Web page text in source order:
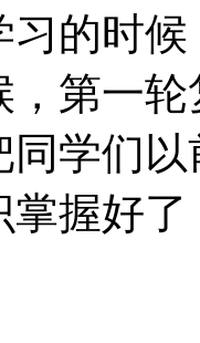
习的时
，第一
学们
掌握好